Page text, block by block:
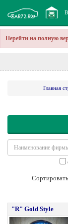
Перейти на полную
Главная
"R" Gold Style